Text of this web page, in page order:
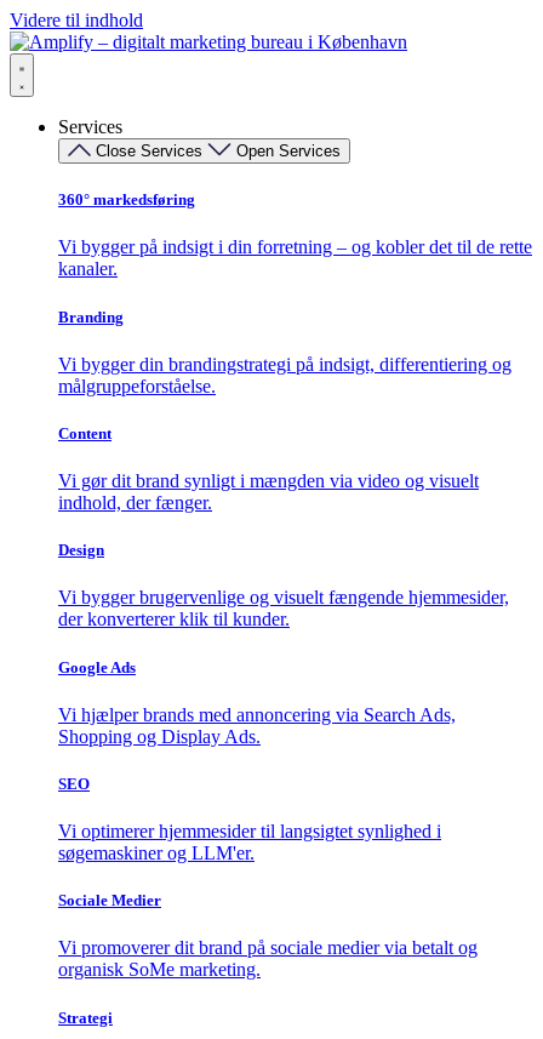
Videre til indhold
Services
Close Services Open Services
360° markedsføring​
Vi bygger på indsigt i din forretning – og kobler det til de rette
kanaler.
Branding
Vi bygger din brandingstrategi på indsigt, differentiering og
målgruppeforståelse.
Content
Vi gør dit brand synligt i mængden via video og visuelt
indhold, der fænger.
Design
Vi bygger brugervenlige og visuelt fængende hjemmesider,
der konverterer klik til kunder.
Google Ads
Vi hjælper brands med annoncering via Search Ads,
Shopping og Display Ads.
SEO
Vi optimerer hjemmesider til langsigtet synlighed i
søgemaskiner og LLM'er.
Sociale Medier
Vi promoverer dit brand på sociale medier via betalt og
organisk SoMe marketing.
Strategi